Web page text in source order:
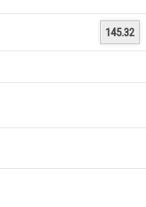
145.32